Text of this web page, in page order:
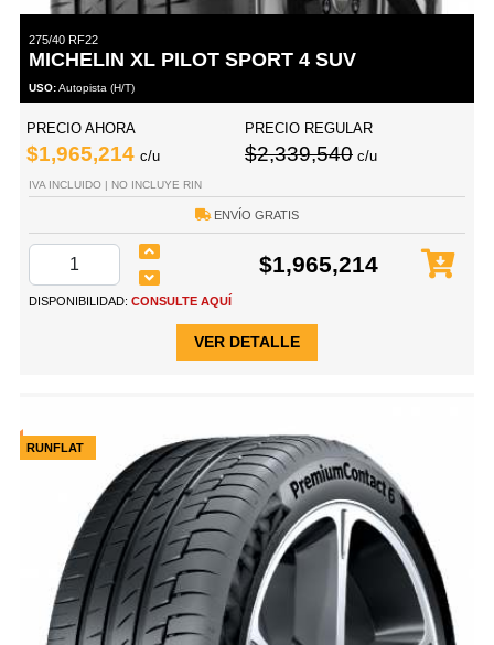
275/40 RF22
MICHELIN XL PILOT SPORT 4 SUV
USO:Autopista (H/T)
PRECIO AHORA
$1,965,214 c/u
PRECIO REGULAR
$2,339,540 c/u
IVA INCLUIDO | NO INCLUYE RIN
ENVÍO GRATIS
$1,965,214
DISPONIBILIDAD: CONSULTE AQUÍ
VER DETALLE
RUNFLAT